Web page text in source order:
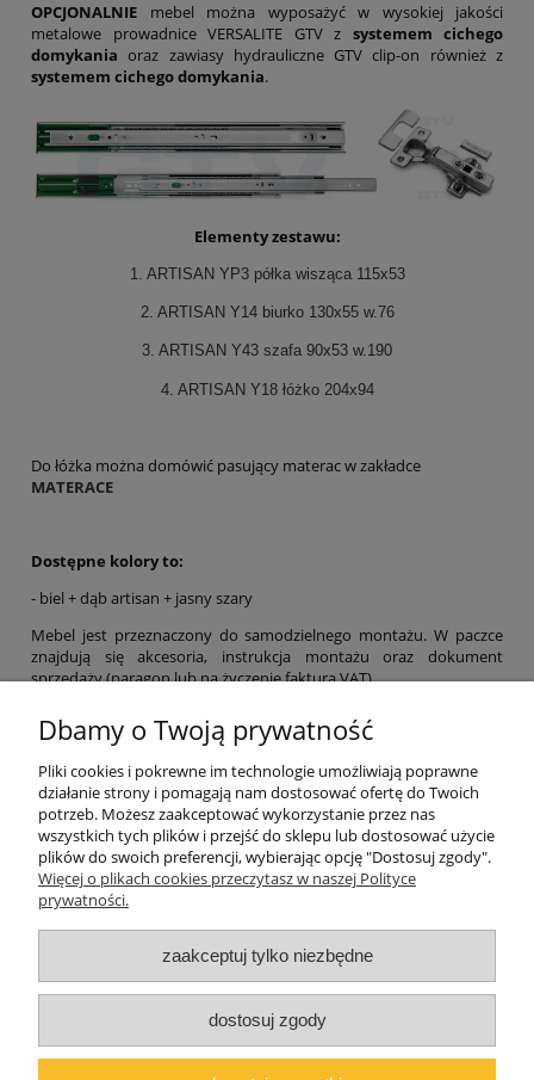
OPCJONALNIE mebel można wyposażyć w wysokiej jakości
metalowe prowadnice VERSALITE GTV z systemem cichego
domykania oraz zawiasy hydrauliczne GTV clip-on również z
systemem cichego domykania.
Elementy zestawu:
1. ARTISAN YP3 półka wisząca 115x53
2. ARTISAN Y14 biurko 130x55 w.76
3. ARTISAN Y43 szafa 90x53 w.190
4. ARTISAN Y18 łóżko 204x94
Do łóżka można domówić pasujący materac w zakładce
MATERACE
Dostępne kolory to:
- biel + dąb artisan + jasny szary
Mebel jest przeznaczony do samodzielnego montażu. W paczce
znajdują się akcesoria, instrukcja montażu oraz dokument
sprzedaży (paragon lub na życzenie faktura VAT).
UWAGA: Oferta dotyczy tylko i wyłącznie zestawu opisanego
w ofercie bez możliwości jakichkolwiek zmian. W przypadku
wysyłki podany w ofercie danego (dodatkowego) elementu.
Pomoc
O firmie
Polski producent mebli ALMER MEBLE | Okrajszów 20, 97-500
Radomsko, woj. łódzkie | NIP: 7722212376 | E-
Dbamy o Twoją prywatność
Pliki cookies i pokrewne im technologie umożliwiają poprawne
działanie strony i pomagają nam dostosować ofertę do Twoich
potrzeb. Możesz zaakceptować wykorzystanie przez nas
wszystkich tych plików i przejść do sklepu lub dostosować użycie
plików do swoich preferencji, wybierając opcję "Dostosuj zgody".
Więcej o plikach cookies przeczytasz w naszej Polityce
prywatności.
zaakceptuj tylko niezbędne
dostosuj zgody